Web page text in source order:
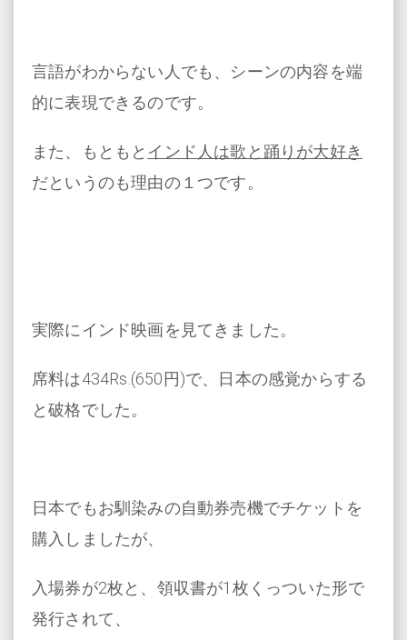
言語がわからない人でも、シーンの内容を端
的に表現できるのです。
また、もともと インド人は歌と踊りが大好き
だというのも理由の１つです。
実際にインド映画を見てきました。
席料は434Rs.(650円)で、日本の感覚からする
と破格でした。
日本でもお馴染みの自動券売機でチケットを
購入しましたが、
入場券が2枚と、領収書が1枚くっついた形で
発行されて、